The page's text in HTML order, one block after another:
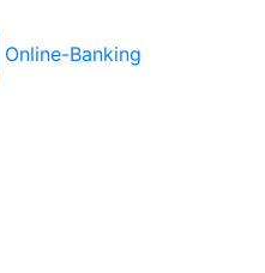
Online-Banking